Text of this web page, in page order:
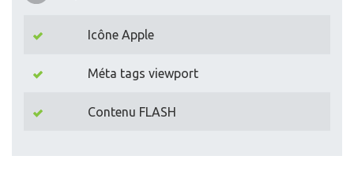
Icône Apple
Méta tags viewport
Contenu FLASH